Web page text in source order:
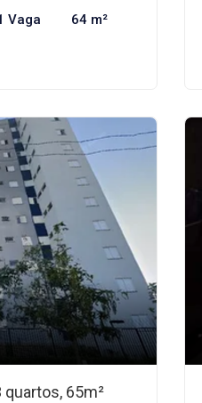
Vaga 64 m²
65m²